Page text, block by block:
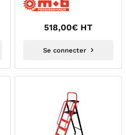
518,00€ HT
Se connecter